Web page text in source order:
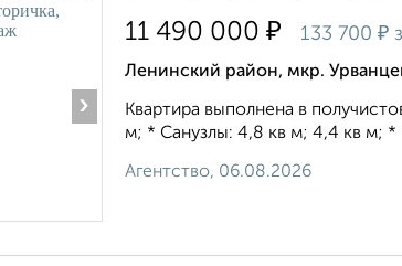
›
11 490 000 ₽ 133 700 ₽
Ленинский район, мкр.
Квартира выполнена в
м; * Санузлы: 4,8 кв м; 4,4 кв м; *
Агентство, 06.08.2026